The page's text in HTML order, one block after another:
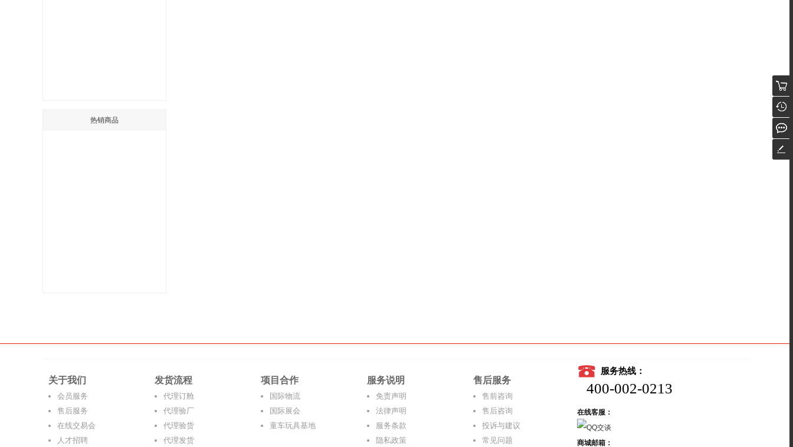
热销商品
关于我们
会员服务
售后服务
在线交易会
人才招聘
发货流程
代理订舱
代理验厂
代理验货
代理发货
项目合作
国际物流
国际展会
童车玩具基地
服务说明
免责声明
法律声明
服务条款
隐私政策
售后服务
售前咨询
售后咨询
投诉与建议
常见问题
服务热线：
400-002-0213
在线客服：
商城邮箱：